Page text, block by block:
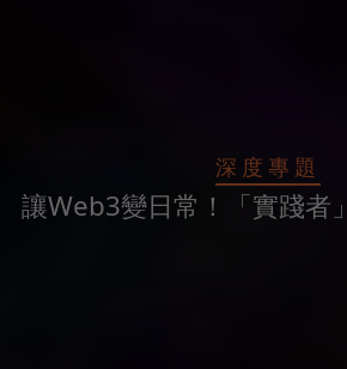
深度專題
讓Web3變日常！「實踐者